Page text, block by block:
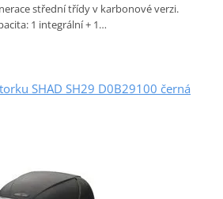
střední třídy v karbonové verzi.
1 integrální + 1…
SHAD SH29 D0B29100 černá